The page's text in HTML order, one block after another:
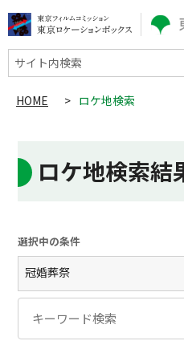
サイト内検索
HOME > ロケ地検索
ロケ地検索結
選択中の条件
冠婚葬祭